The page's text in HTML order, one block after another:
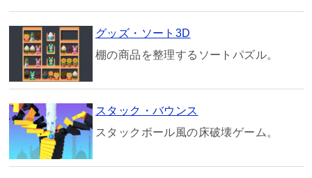
グッズ・ソート3D
棚の商品を整理するソートパズル。
スタック・バウンス
スタックボール風の床破壊ゲーム。